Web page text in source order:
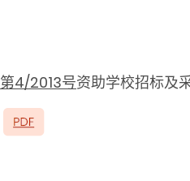
第4/2013号资助学校招标及